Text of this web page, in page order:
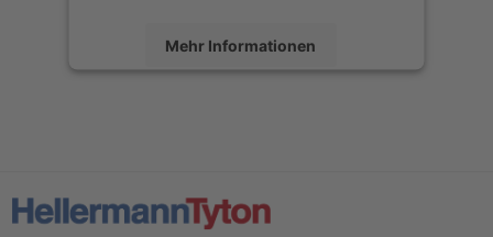
Mehr Informationen